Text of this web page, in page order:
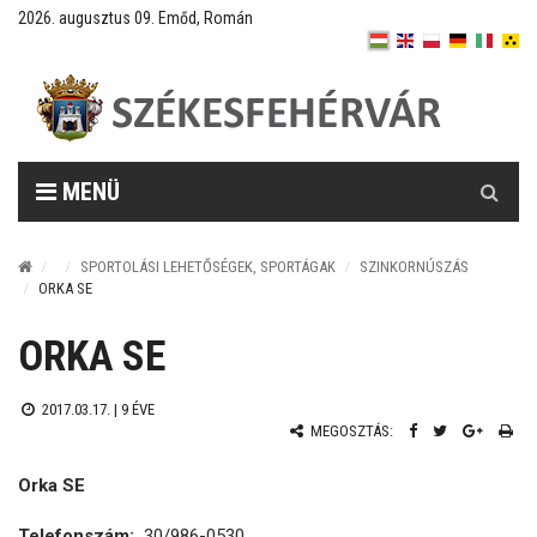
2026. augusztus 09. Emőd, Román
MENÜ
SPORTOLÁSI LEHETŐSÉGEK, SPORTÁGAK
SZINKORNÚSZÁS
ORKA SE
ORKA SE
2017.03.17. | 9 ÉVE
MEGOSZTÁS:
Orka SE